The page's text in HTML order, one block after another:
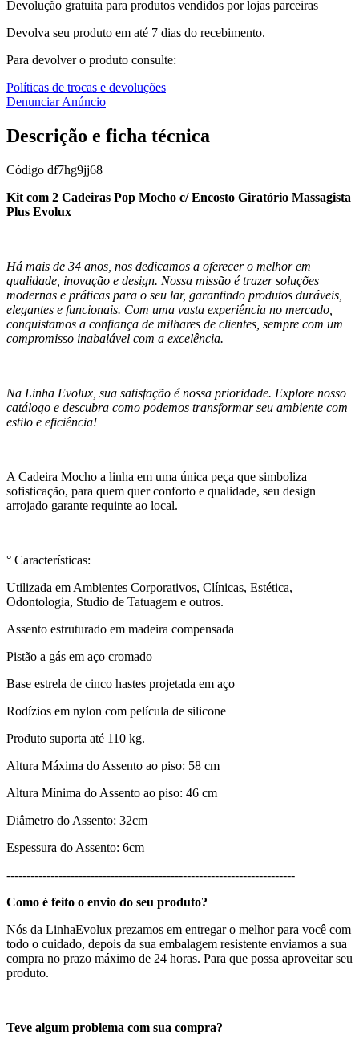
Devolução gratuita para produtos vendidos por lojas parceiras
Devolva seu produto em até 7 dias do recebimento.
Para devolver o produto consulte:
Políticas de trocas e devoluções
Denunciar Anúncio
Descrição e ficha técnica
Código df7hg9jj68
Kit com 2 Cadeiras Pop Mocho c/ Encosto Giratório Massagista
Plus Evolux
Há mais de 34 anos, nos dedicamos a oferecer o melhor em
qualidade, inovação e design. Nossa missão é trazer soluções
modernas e práticas para o seu lar, garantindo produtos duráveis,
elegantes e funcionais. Com uma vasta experiência no mercado,
conquistamos a confiança de milhares de clientes, sempre com um
compromisso inabalável com a excelência.
Na Linha Evolux, sua satisfação é nossa prioridade. Explore nosso
catálogo e descubra como podemos transformar seu ambiente com
estilo e eficiência!
A Cadeira Mocho a linha em uma única peça que simboliza
sofisticação, para quem quer conforto e qualidade, seu design
arrojado garante requinte ao local.
° Características:
Utilizada em Ambientes Corporativos, Clínicas, Estética,
Odontologia, Studio de Tatuagem e outros.
Assento estruturado em madeira compensada
Pistão a gás em aço cromado
Base estrela de cinco hastes projetada em aço
Rodízios em nylon com película de silicone
Produto suporta até 110 kg.
Altura Máxima do Assento ao piso: 58 cm
Altura Mínima do Assento ao piso: 46 cm
Diâmetro do Assento: 32cm
Espessura do Assento: 6cm
------------------------------------------------------------------------
Como é feito o envio do seu produto?
Nós da LinhaEvolux prezamos em entregar o melhor para você com
todo o cuidado, depois da sua embalagem resistente enviamos a sua
compra no prazo máximo de 24 horas. Para que possa aproveitar seu
produto.
Teve algum problema com sua compra?